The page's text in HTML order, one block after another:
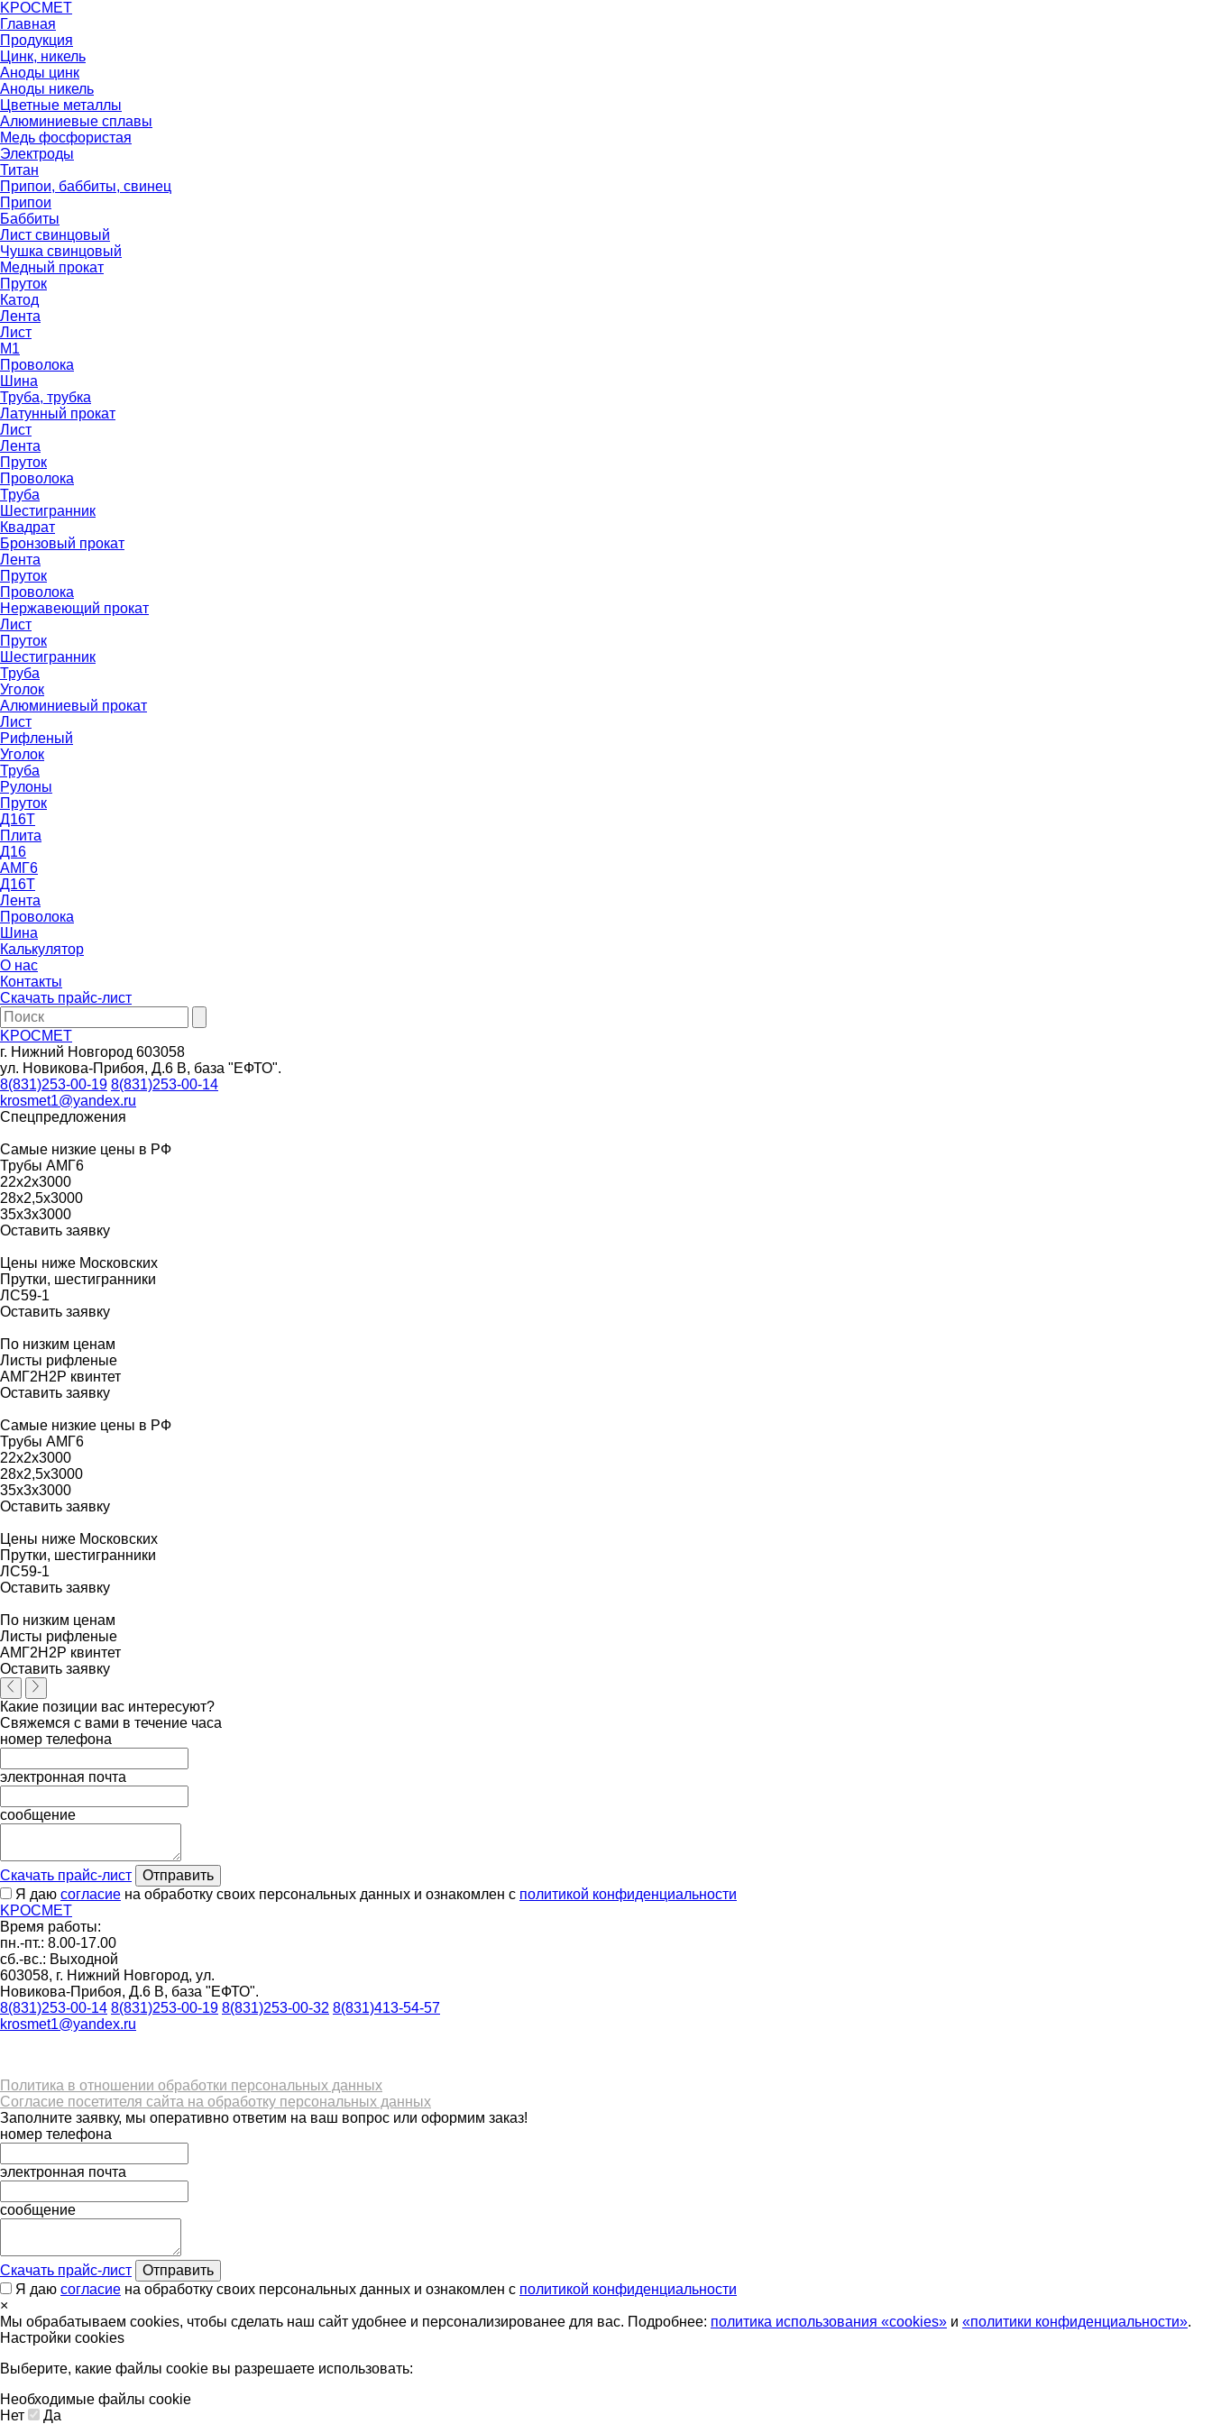
KРОСМ ЕТ
Главная
Продукция
Цинк, никель
Аноды цинк
Аноды никель
Цветные металлы
Алюминиевые сплавы
Медь фосфористая
Электроды
Титан
Припои, баббиты, свинец
Припои
Баббиты
Лист свинцовый
Чушка свинцовый
Медный прокат
Пруток
Катод
Лента
Лист
М1
Проволока
Шина
Труба, трубка
Латунный прокат
Лист
Лента
Пруток
Проволока
Труба
Шестигранник
Квадрат
Бронзовый прокат
Лента
Пруток
Проволока
Нержавеющий прокат
Лист
Пруток
Шестигранник
Труба
Уголок
Алюминиевый прокат
Лист
Рифленый
Уголок
Труба
Рулоны
Пруток
Д16Т
Плита
Д16
АМГ6
Д16Т
Лента
Проволока
Шина
Калькулятор
О нас
Контакты
Скачать прайс-лист
KРОСМЕТ
г. Нижний Новгород 603058
ул. Новикова-Прибоя, Д.6 В, база "ЕФТО".
8(831)253-00-19 8(831)253-00-14
krosmet1@yandex.ru
Спецпредложения
Самые низкие цены в РФ
Трубы АМГ6
22х2х3000
28х2,5х3000
35х3х3000
Оставить заявку
Цены ниже Московских
Прутки, шестигранники
ЛС59-1
Оставить заявку
По низким ценам
Листы рифленые
АМГ2Н2Р квинтет
Оставить заявку
Самые низкие цены в РФ
Трубы АМГ6
22х2х3000
28х2,5х3000
35х3х3000
Оставить заявку
Цены ниже Московских
Прутки, шестигранники
ЛС59-1
Оставить заявку
По низким ценам
Листы рифленые
АМГ2Н2Р квинтет
Оставить заявку
Какие позиции вас интересуют?
Свяжемся с вами в течение часа
номер телефона
электронная почта
сообщение
Скачать прайс-лист
Отправить
Я даю согласие на обработку своих персональных данных и ознакомлен с политикой конфиденциальности
KРОСМ ЕТ
Время работы:
пн.-пт.: 8.00-17.00
сб.-вс.: Выходной
603058, г. Нижний Новгород, ул.
Новикова-Прибоя, Д.6 В, база "ЕФТО".
8(831)253-00-14 8(831)253-00-19 8(831)253-00-32 8(831)413-54-57
krosmet1@yandex.ru
Политика в отношении обработки персональных данных
Согласие посетителя сайта на обработку персональных данных
Заполните заявку, мы оперативно ответим на ваш вопрос или оформим заказ!
номер телефона
электронная почта
сообщение
Скачать прайс-лист
Отправить
Я даю согласие на обработку своих персональных данных и ознакомлен с политикой конфиденциальности
×
Мы обрабатываем cookies, чтобы сделать наш сайт удобнее и персонализированее для вас. Подробнее: политика использования «cookies» и «политики конфиденциальности».
Настройки cookies
Выберите, какие файлы cookie вы разрешаете использовать:
Необходимые файлы cookie
Нет
Да